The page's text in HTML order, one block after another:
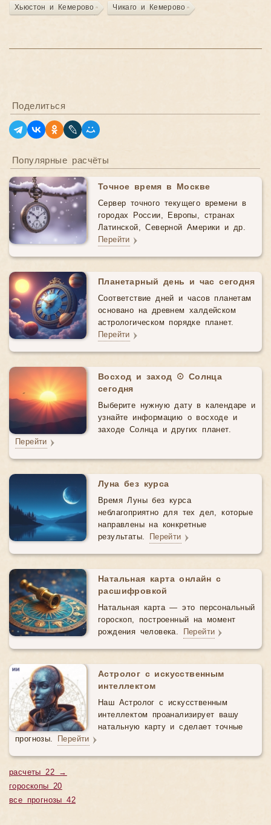
Хьюстон и Кемерово Чикаго и Кемерово
Поделиться
Популярные расчёты
Точное время в Москве
Сервер точного текущего времени в
городах России, Европы, странах
Латинской, Северной Америки и др.
Перейти
Планетарный день и час сегодня
Соответствие дней и часов планетам
основано на древнем халдейском
астрологическом порядке планет.
Перейти
Восход и заход ☉ Солнца
сегодня
Выберите нужную дату в календаре и
узнайте информацию о восходе и
заходе Солнца и других планет.
Перейти
Луна без курса
Время Луны без курса
неблагоприятно для тех дел, которые
направлены на конкретные
результаты. Перейти
Натальная карта онлайн с
расшифровкой
Натальная карта — это персональный
гороскоп, построенный на момент
рождения человека. Перейти
Астролог с искусственным
интеллектом
Наш Астролог с искусственным
интеллектом проанализирует вашу
натальную карту и сделает точные
прогнозы. Перейти
расчеты 22 →
гороскопы 20
все прогнозы 42